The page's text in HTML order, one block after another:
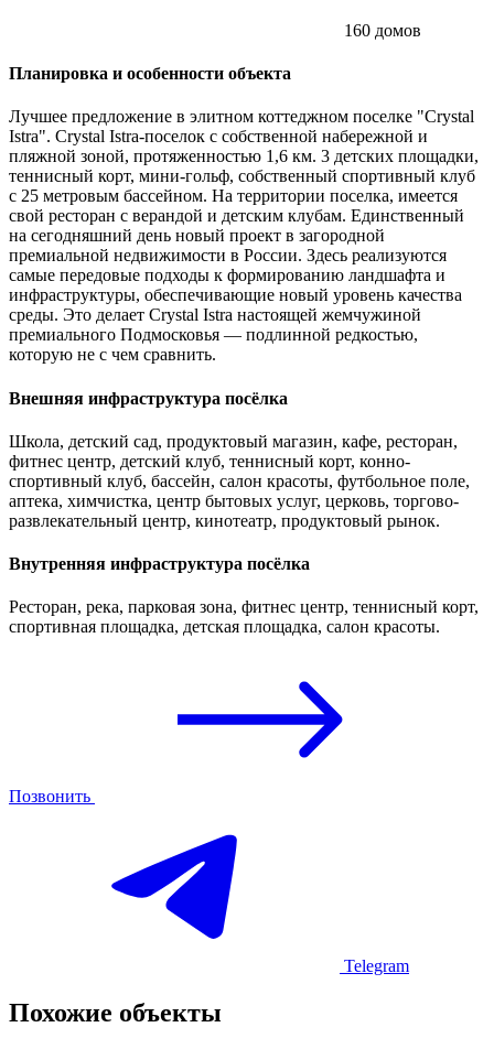
160 домов
Планировка и особенности объекта
Лучшее предложение в элитном коттеджном поселке "Crystal
Istra". Crystal Istra-поселок с собственной набережной и
пляжной зоной, протяженностью 1,6 км. 3 детских площадки,
теннисный корт, мини-гольф, собственный спортивный клуб
с 25 метровым бассейном. На территории поселка, имеется
свой ресторан с верандой и детским клубам. Единственный
на сегодняшний день новый проект в загородной
премиальной недвижимости в России. Здесь реализуются
самые передовые подходы к формированию ландшафта и
инфраструктуры, обеспечивающие новый уровень качества
среды. Это делает Crystal Istra настоящей жемчужиной
премиального Подмосковья — подлинной редкостью,
которую не с чем сравнить.
Внешняя инфраструктура посёлка
Школа, детский сад, продуктовый магазин, кафе, ресторан,
фитнес центр, детский клуб, теннисный корт, конно-
спортивный клуб, бассейн, салон красоты, футбольное поле,
аптека, химчистка, центр бытовых услуг, церковь, торгово-
развлекательный центр, кинотеатр, продуктовый рынок.
Внутренняя инфраструктура посёлка
Ресторан, река, парковая зона, фитнес центр, теннисный корт,
спортивная площадка, детская площадка, салон красоты.
Позвонить
Telegram
Похожие объекты